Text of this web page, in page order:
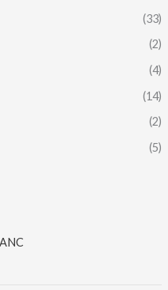
(33)
(2)
(4)
(14)
(2)
(5)